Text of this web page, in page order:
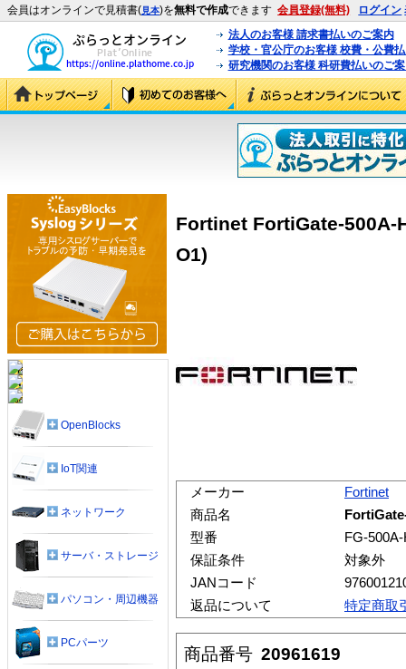
会員はオンラインで見積書(見本)を無料で作成できます 会員登録(無料) ログイン
法人のお客様 請求書払いのご案内
学校・官公庁のお客様 校費・公費
研究機関のお客様 科研費払いのご
Fortinet FortiGate-500A-
O1)
メーカー
Fortinet
商品名
型番
FG-
保証条件
対象外
JANコード
返品について
特定商取
商品番号 20961619
OpenBlocks
IoT関連
ネットワーク
サーバ・ストレージ
パソコン・周辺機器
PCパーツ